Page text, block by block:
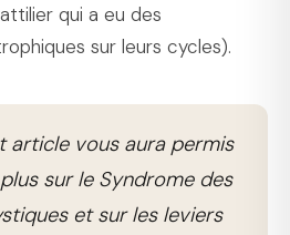
qui a eu des
sur leurs cycles).
article vous aura permis
sur le Syndrome des
et sur les leviers